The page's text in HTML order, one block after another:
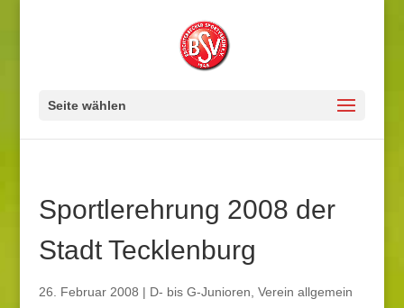
Seite wählen
Sportlerehrung 2008 der
Stadt Tecklenburg
26. Februar 2008 | D- bis G-Junioren Verein allgemein